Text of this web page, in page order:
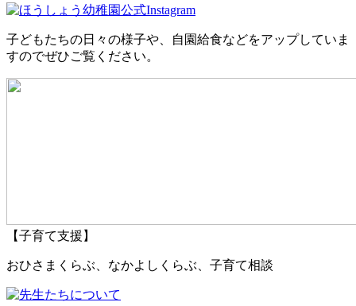
子どもたちの日々の様子や、自園給食などをアップしていま
すのでぜひご覧ください。
【子育て支援】
おひさまくらぶ、なかよしくらぶ、子育て相談